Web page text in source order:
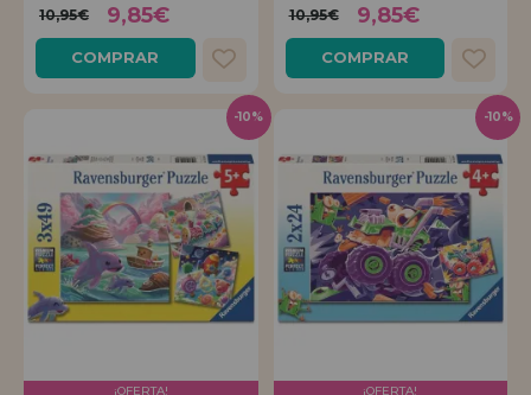
10,95€
9,85€
COMPRAR
10,95€ 9,85€
COMPRAR
¡OFERTA!
-10%
¡OFERTA!
-10%